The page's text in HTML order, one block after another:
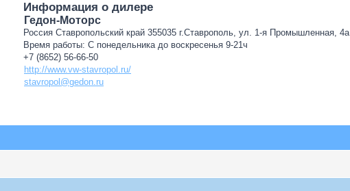
Информация о дилере
Гедон-Моторс
Россия Ставропольский край 355035 г.Ставрополь, ул. 1-я Промышленная, 4а
Время работы: С понедельника до воскресенья 9-21ч
+7 (8652) 56-66-50
http://www.vw-stavropol.ru/
stavropol@gedon.ru